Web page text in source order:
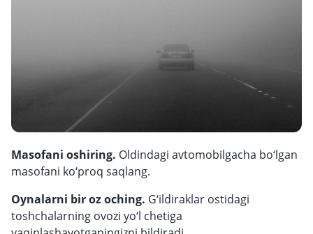
Masofani oshiring. Oldindagi avtomobilgacha bo‘lgan
masofani ko‘proq saqlang.
Oynalarni bir oz oching. G‘ildiraklar ostidagi
toshchalarning ovozi yo‘l chetiga